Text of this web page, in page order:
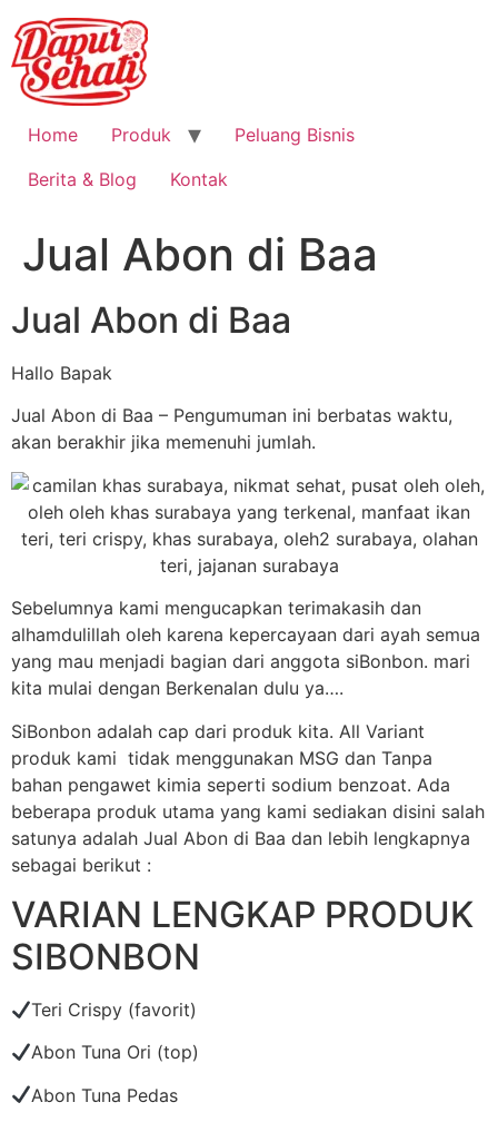
Home Produk
Peluang Bisnis
Berita & Blog
Kontak
Jual Abon di Baa
Jual Abon di Baa
Hallo Bapak
Jual Abon di Baa – Pengumuman ini berbatas waktu,
akan berakhir jika memenuhi jumlah.
Sebelumnya kami mengucapkan terimakasih dan
alhamdulillah oleh karena kepercayaan dari ayah semua
yang mau menjadi bagian dari anggota siBonbon. mari
kita mulai dengan Berkenalan dulu ya….
SiBonbon adalah cap dari produk kita. All Variant
produk kami tidak menggunakan MSG dan Tanpa
bahan pengawet kimia seperti sodium benzoat. Ada
beberapa produk utama yang kami sediakan disini salah
satunya adalah Jual Abon di Baa dan lebih lengkapnya
sebagai berikut :
VARIAN LENGKAP PRODUK
SIBONBON
Teri Crispy (favorit)
Abon Tuna Ori (top)
Abon Tuna Pedas